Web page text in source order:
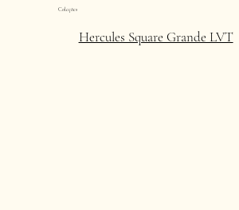
Coleções
Hercules Square Grande LVT